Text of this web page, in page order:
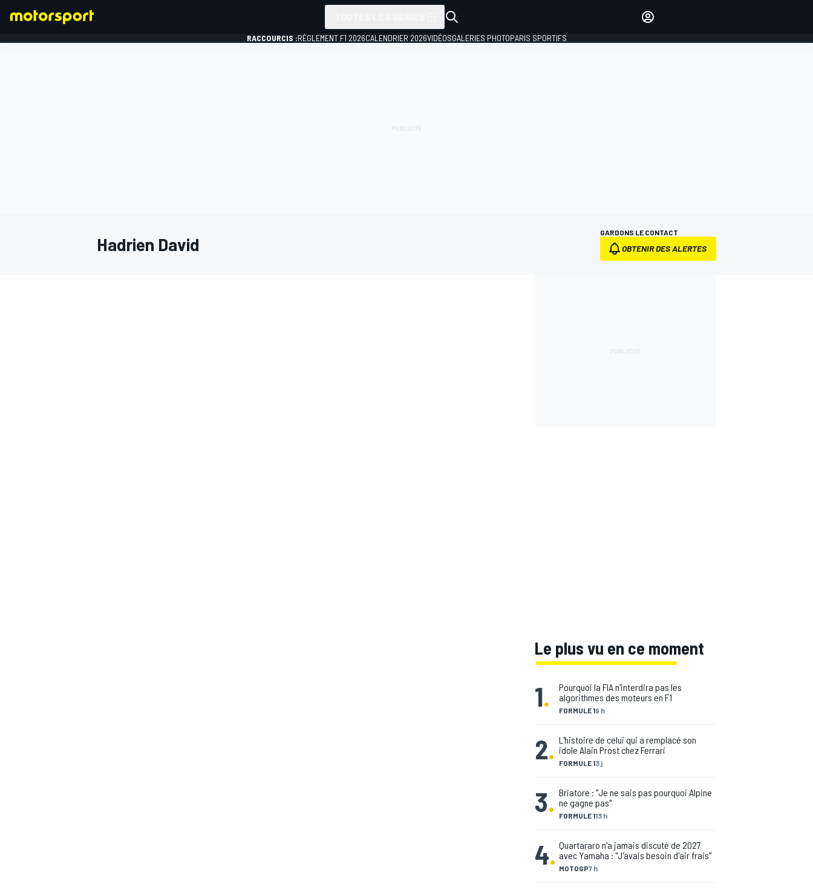
RACCOURCIS :RÈGLEMENT F1 2026CALENDRIER 2026VIDÉOSGALERIES PHOTOPARIS SPORTIFS
Hadrien David
GARDONS LE CONTACT
OBTENIR DES ALERTES
Le plus vu en ce moment
1. FORMULE 19 h
Pourquoi la FIA n'interdira pas les
algorithmes des moteurs en F1
2. FORMULE 13 j
L'histoire de celui qui a remplacé son
idole Alain Prost chez Ferrari
3. FORMULE 113 h
Briatore : "Je ne sais pas pourquoi Alpine
ne gagne pas"
4. MOTOGP7 h
Quartararo n'a jamais discuté de 2027
avec Yamaha : "J'avais besoin d'air frais"